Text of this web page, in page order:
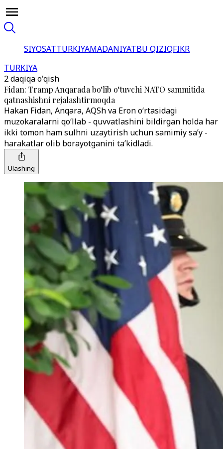
SIYOSATTURKIYAMADANIYATBU QIZIQFIKR
TURKIYA
2 daqiqa o'qish
Fidan: Tramp Anqarada bo‘lib o‘tuvchi NATO sammitida
qatnashishni rejalashtirmoqda
Hakan Fidan, Anqara, AQSh va Eron o‘rtasidagi
muzokaralarni qo‘llab - quvvatlashini bildirgan holda har
ikki tomon ham sulhni uzaytirish uchun samimiy sa’y -
harakatlar olib borayotganini ta’kidladi.
Ulashing